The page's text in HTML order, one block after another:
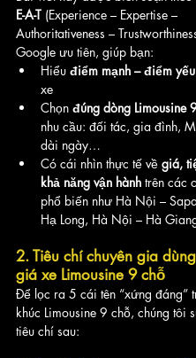
E-A-T (Experience – Expertise –
Authoritativeness –
Google ưu tiên, giúp bạn:
Hiểu điểm mạnh – điểm yếu
xe
Chọn đúng dòng Limousine
nhu cầu: đối tác, gia đình,
dài ngày…
Có cái nhìn thực tế về giá,
khả năng vận hành trên các
phổ biến như Hà Nội –
Hạ Long, Hà Nội – Hà
2. Tiêu chí chuyên gia
giá xe Limousine 9 chỗ
Để lọc ra 5 cái tên “xứng đáng”
khúc Limousine 9 chỗ, chúng tôi
tiêu chí sau: